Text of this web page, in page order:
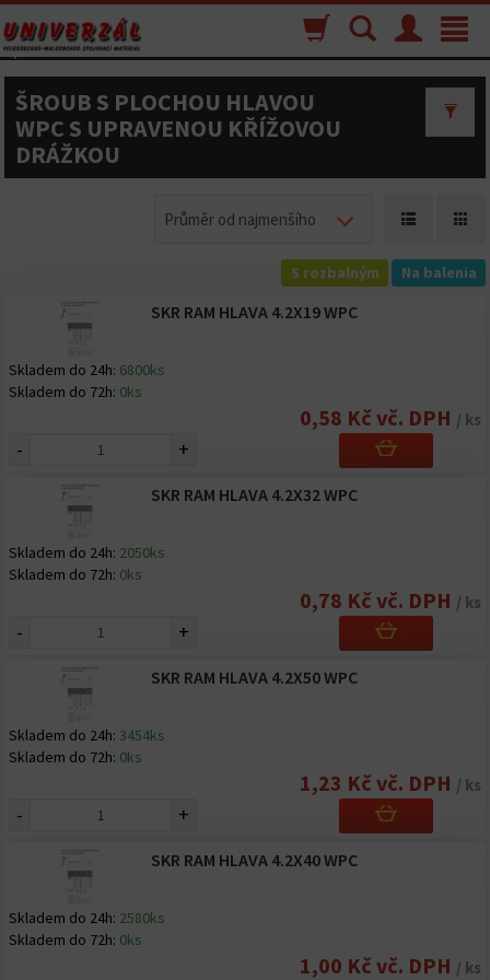
Toggle
Menu
Vyhľadávanie
Nákupný
košík
ŠROUB S PLOCHOU HLAVOU
WPC S UPRAVENOU KŘÍŽOVOU
DRÁŽKOU
Průměr od najmenšího
S rozbalným Na balenia
SKR RAM HLAVA 4.2X19 WPC
Skladem do 24h: 6800ks
Skladem do 72h: 0ks
0,58 Kč vč. DPH / ks
- +
SKR RAM HLAVA 4.2X32 WPC
Skladem do 24h: 2050ks
Skladem do 72h: 0ks
0,78 Kč vč. DPH / ks
- +
SKR RAM HLAVA 4.2X50 WPC
Skladem do 24h: 3454ks
Skladem do 72h: 0ks
1,23 Kč vč. DPH / ks
- +
SKR RAM HLAVA 4.2X40 WPC
Skladem do 24h: 2580ks
Skladem do 72h: 0ks
1,00 Kč vč. DPH / ks